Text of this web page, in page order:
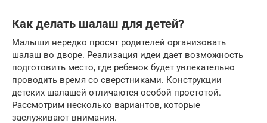
Как делать шалаш для детей?
Малыши нередко просят родителей организовать
шалаш во дворе. Реализация идеи дает возможность
подготовить место, где ребенок будет увлекательно
проводить время со сверстниками. Конструкции
детских шалашей отличаются особой простотой.
Рассмотрим несколько вариантов, которые
заслуживают внимания.